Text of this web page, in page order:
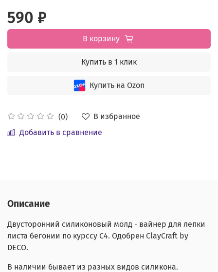
(0)
В избранное
Добавить в сравнение
590 ₽
В корзину
Купить в 1 клик
Купить на Ozon
Описание
Двусторонний силиконовый молд - вайнер для лепки
листа бегонии по курссу С4. Одобрен ClayCraft by
DECO.
В наличии бывает из разных видов силикона.